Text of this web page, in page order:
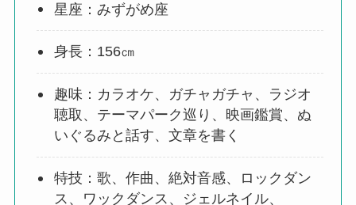
星座：みずがめ座
身長：156㎝
趣味：カラオケ、ガチャガチャ、ラジオ
聴取、テーマパーク巡り、映画鑑賞、ぬ
いぐるみと話す、文章を書く
特技：歌、作曲、絶対音感、ロックダン
ス、ワックダンス、ジェルネイル、